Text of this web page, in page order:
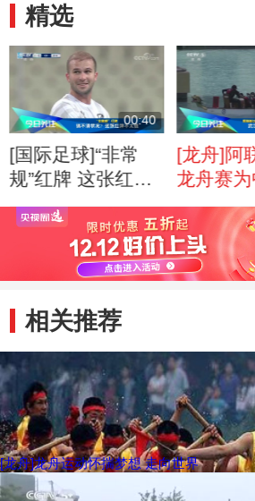
精选
00:40
[国际足球]“非常
规”红牌 这张红牌
太不值
[龙舟]阿
龙舟赛
疫情加油
相关推荐
[龙舟]龙舟运动怀揣梦想 走向世界